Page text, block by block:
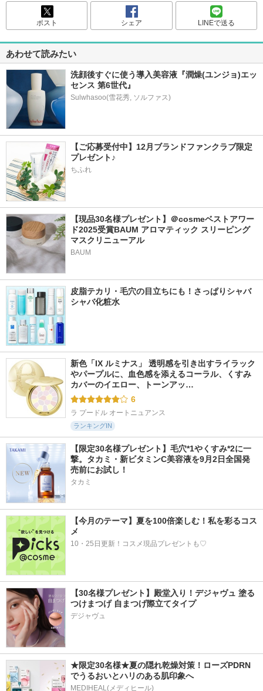
ポスト シェア LINEで送る
あわせて読みたい
洗顔後すぐに使う導入美容液『潤燥(ユンジョ)エッ
センス 第6世代』
【ご応募受付中】12月ブランドファンクラブ限定
プレゼント♪
ちふれ
【現品30名様プレゼント】＠cosmeベストアワー
ド2025受賞BAUM アロマティック スリーピング
マスクリニューアル
BAUM
皮脂テカリ・毛穴の目立ちにも！さっぱりシャバ
シャバ化粧水
新色「IX ルミナス」 透明感を引き出すライラック
やパープルに、血色感を添えるコーラル、くすみ
カバーのイエロー、トーンアッ…
6
ラ プードル オートニュアンス
ランキングIN
【限定30名様プレゼント】毛穴*1やくすみ*2に一
撃。タカミ・新ビタミンC美容液を9月2日全国発
売前にお試し！
タカミ
【今月のテーマ】夏を100倍楽しむ！私を彩るコス
メ
10・25日更新！コスメ現品プレゼントも♡
【30名様プレゼント】殿堂入り！デジャヴュ 塗る
つけまつげ 自まつげ際立てタイプ
デジャヴュ
★限定30名様★夏の隠れ乾燥対策！ローズPDRN
でうるおいとハリのある肌印象へ
MEDIHEAL(メディヒール)